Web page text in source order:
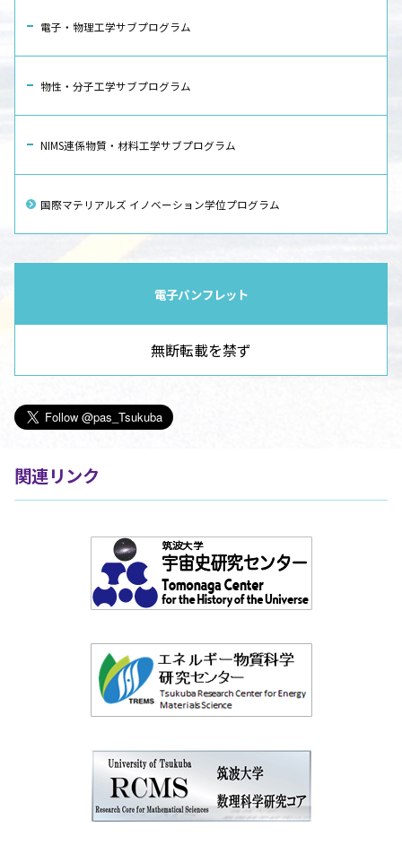
電子・物理工学サブプログラム
物性・分子工学サブプログラム
NIMS連係物質・材料工学サブプログラム
国際マテリアルズ イノベーション学位プログラム
電子パンフレット
無断転載を禁ず
関連リンク